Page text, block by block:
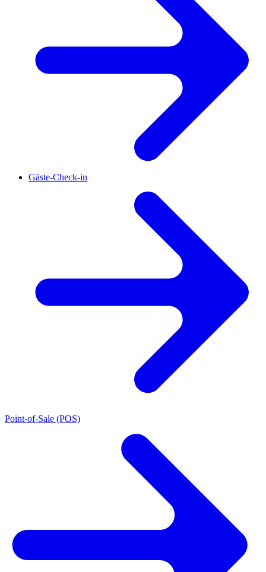
Gäste-Check-in
Point-of-Sale (POS)